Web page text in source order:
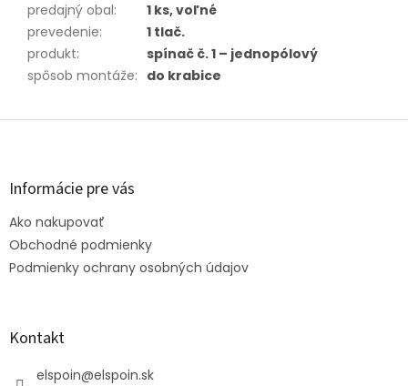
predajný obal:
1 ks, voľné
prevedenie:
1 tlač.
produkt:
spínač č. 1 – jednopólový
spôsob montáže: do krabice
Z
Informácie pre vás
Ako nakupovať
Obchodné podmienky
Podmienky ochrany osobných údajov
Kontakt
elspoin@elspoin.sk